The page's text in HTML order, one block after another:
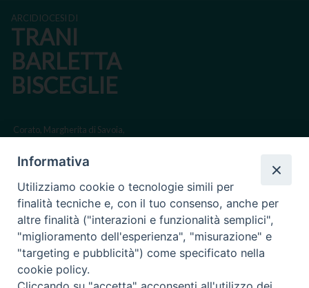
ARCIDIOCESI DI
TRANI
BARLETTA
BISCEGLIE
Corato, Margherita di Savoia,
Regione ecclesiastica Puglia
Via Beltrani, 9
76125 Trani BT
Centralino Tel. 0883 494211
Informativa
Utilizziamo cookie o tecnologie simili per
finalità tecniche e, con il tuo consenso, anche per
altre finalità ("interazioni e funzionalità semplici",
"miglioramento dell'esperienza", "misurazione" e
"targeting e pubblicità") come specificato nella
cookie policy.